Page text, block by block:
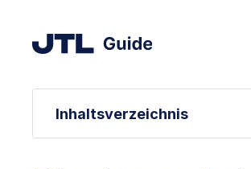
Inhaltsverzeichnis